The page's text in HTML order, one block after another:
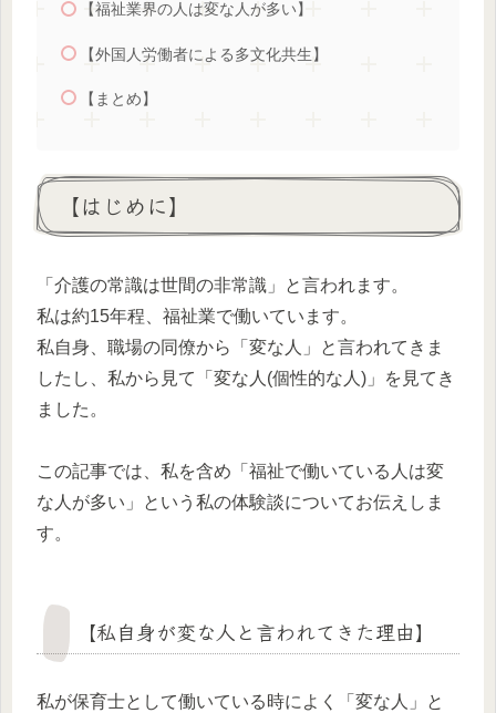
【福祉業界の人は変な人が多い】
【外国人労働者による多文化共生】
【まとめ】
【はじめに】
「介護の常識は世間の非常識」と言われます。
私は約15年程、福祉業で働いています。
私自身、職場の同僚から「変な人」と言われてきま
したし、私から見て「変な人(個性的な人)」を見てき
ました。
この記事では、私を含め「福祉で働いている人は変
な人が多い」という私の体験談についてお伝えしま
す。
【私自身が変な人と言われてきた理由】
私が保育士として働いている時によく「変な人」と